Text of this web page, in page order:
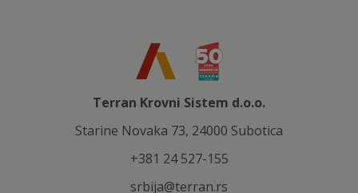
Terran Krovni Sistem d.o.o.
Starine Novaka 73, 24000 Subotica
+381 24 527-155
srbija@terran.rs